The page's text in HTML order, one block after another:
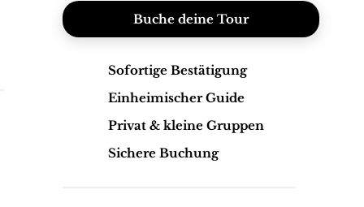
Buche deine Tour
Sofortige Bestätigung
Einheimischer Guide
Privat & kleine Gruppen
Sichere Buchung